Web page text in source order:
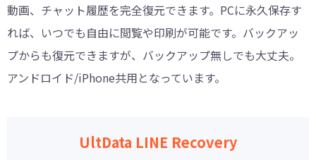
動画、チャット履歴を完全復元できます。PCに永久保存す
れば、いつでも自由に閲覧や印刷が可能です。バックアッ
プからも復元できますが、バックアップ無しでも大丈夫。
アンドロイド/iPhone共用となっています。
UltData LINE Recovery